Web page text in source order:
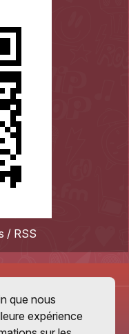
/ RSS
que nous
expérience